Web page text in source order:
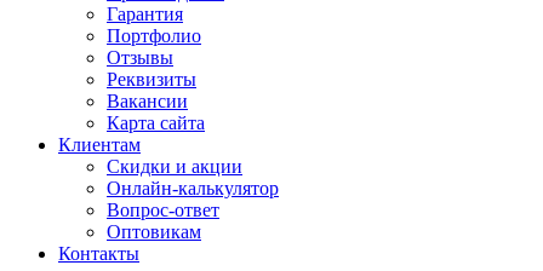
Гарантия
Портфолио
Отзывы
Реквизиты
Вакансии
Карта сайта
Клиентам
Скидки и акции
Онлайн-калькулятор
Вопрос-ответ
Оптовикам
Контакты